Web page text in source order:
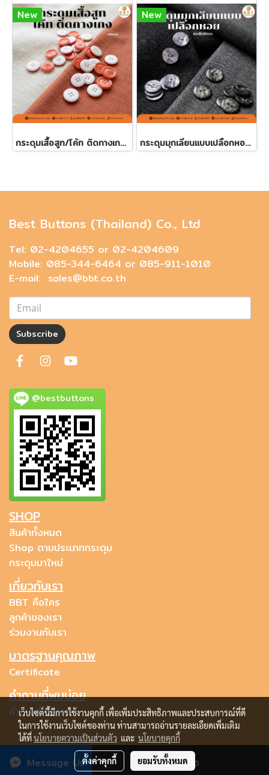
สั่งซื้อ
Message Us
New
กระดุมเสื้อสูท/โค้ท ติดกางเกง 20มิล (100 เม็ด)
New
กระดุมมุกเลียนแบบเปลือกหอย 20 มิล คละสี (60 เม็ด)
Best Buttons (Thailand) Co., Ltd
Tel: 02-4204655 or 02-4204609
Mobile: 085-344-6464 or 085-911-1010
E-mail: sales@bbt.co.th
Subscribe
@bestbuttons
SHOP
สินค้าทั้งหมด
Shop ตามประเภทกระดุม
กระดุมมาใหม่
เกี่ยวกับเรา
BBT คือใคร
ลูกค้าของเรา
ร่วมงานกับเรา
มาตรฐานคุณภาพ
Certificate
คำถามที่พบบ่อย
คำถามที่พบบ่อย
เว็บไซต์นี้มีการใช้งานคุกกี้ เพื่อเพิ่มประสิทธิภาพและประสบการณ์ที่ดี
ในการใช้งานเว็บไซต์ของท่าน ท่านสามารถอ่านรายละเอียดเพิ่มเติม
ได้ที่นโยบายความเป็นส่วนตัว และ นโยบายคุกกี้
ตั้งค่าคุกกี้ ยอมรับทั้งหมด